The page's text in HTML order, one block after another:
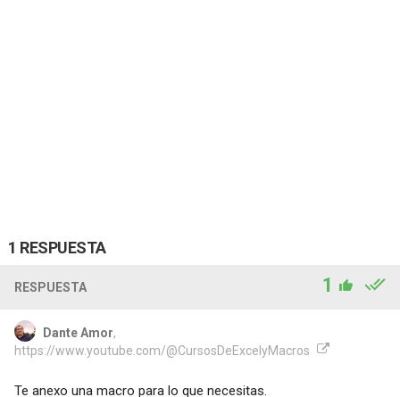
1 RESPUESTA
RESPUESTA 1
Dante Amor,
https://www.youtube.com/@CursosDeExcelyMacros
Te anexo una macro para lo que necesitas.